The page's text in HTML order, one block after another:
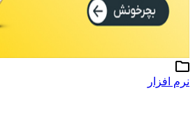
نرم افزار